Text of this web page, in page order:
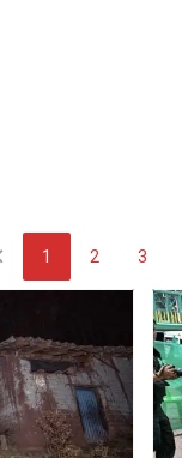
1 2 3